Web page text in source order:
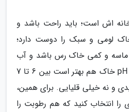
اش است؛ باید راحت باشد و
لومی و سبک را دوست دارد؛
ماسه و کمی خاک رس باشد و آب
را به خوبی زهکشی کند. pH خاک هم بهتر است بین 6 تا 7
و نه خیلی قلیایی. برای همین،
انتخاب کنید که هم رطوبت را